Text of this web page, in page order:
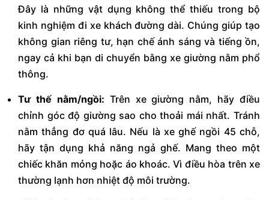
Đây là những vật dụng không thể thiếu trong bộ
kinh nghiệm đi xe khách đường dài. Chúng giúp tạo
không gian riêng tư, hạn chế ánh sáng và tiếng ồn,
ngay cả khi bạn di chuyển bằng xe giường nằm phổ
thông.
Tư thế nằm/ngồi: Trên xe giường nằm, hãy điều
chỉnh góc độ giường sao cho thoải mái nhất. Tránh
nằm thẳng đơ quá lâu. Nếu là xe ghế ngồi 45 chỗ,
hãy tận dụng khả năng ngả ghế. Mang theo một
chiếc khăn mỏng hoặc áo khoác. Vì điều hòa trên xe
thường lạnh hơn nhiệt độ môi trường.